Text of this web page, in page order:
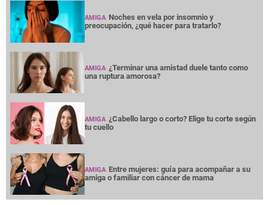
AMIGA Noches en vela por insomnio y
preocupación, ¿qué hacer para tratarlo?
AMIGA ¿Terminar una amistad duele tanto como
una ruptura amorosa?
AMIGA ¿Cabello largo o corto? Elige tu corte según
tu cuello
AMIGA Entre mujeres: guía para acompañar a su
amiga o familiar con cáncer de mama